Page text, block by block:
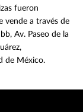
fueron
vende a través de
Av. Paseo de la
de México.